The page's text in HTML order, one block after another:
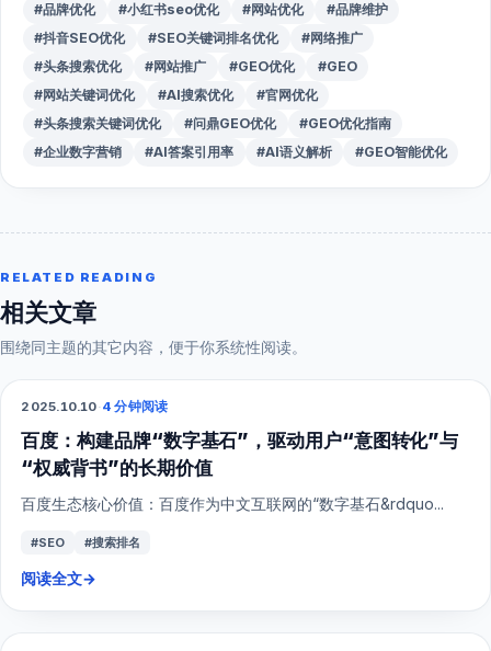
#品牌优化
#小红书seo优化 #网站优化
#品牌维护
#抖音SEO优化
#SEO关键词排名优化
#网络推广
#头条搜索优化
#网站推广 #GEO优化
#GEO
#网站关键词优化
#AI搜索优化
#官网优化
#头条搜索关键词优化
#问鼎GEO优化
#GEO优化指南
#企业数字营销
#AI答案引用率 #AI语义解析 #GEO智能优化
RELATED READING
相关文章
围绕同主题的其它内容，便于你系统性阅读。
SEO
2025.10.10·4 分钟阅读
百度：构建品牌“数字基石”，驱动用户“意图转化”与
“权威背书”的长期价值
百度生态核心价值：百度作为中文互联网的“数字基石&rdquo...
#SEO #搜索排名
阅读全文→